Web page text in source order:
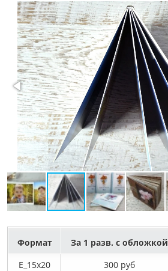
Формат За 1 разв. с обложкой
E_15х20
300 руб